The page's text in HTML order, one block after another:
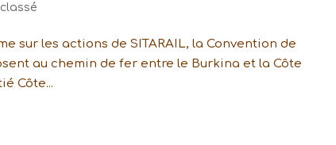
sur les actions de SITARAIL, la Convention de
au chemin de fer entre le Burkina et la Côte
Côte...